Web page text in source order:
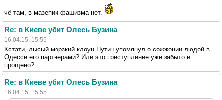
чё там, в мазепии фашизма нет.
Re: в Киеве убит Олесь Бузина
16.04.15, 15:55
Кстати, лысый мерзкий клоун Путин упомянул о сожжении людей в
Одессе его партнерами? Или это преступление уже забыто и
прощено?
Re: в Киеве убит Олесь Бузина
16.04.15, 15:55